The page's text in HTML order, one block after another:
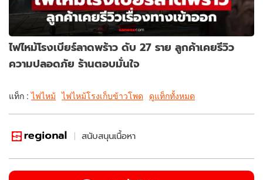
ไฟไหม้โรงเบียร์ลาดพร้าว ดับ 27 ราย ลูกค้าเคยรีวิว
ความปลอดภัย ร้านตอบมั่นใจ
แท็ก :ไฟไหม้ ไฟไหม้โรงเก็บข้าวโพด ดูแท็กทั้งหมด
สนับสนุนเนื้อหา